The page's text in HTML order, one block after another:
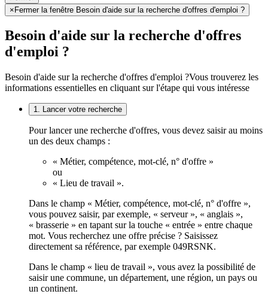
×Fermer la fenêtre Besoin d'aide sur la recherche d'offres d'emploi ?
Besoin d'aide sur la recherche d'offres
d'emploi ?
Besoin d'aide sur la recherche d'offres d'emploi ?Vous trouverez les
informations essentielles en cliquant sur l'étape qui vous intéresse
1. Lancer votre recherche
Pour lancer une recherche d'offres, vous devez saisir au moins
un des deux champs :
« Métier, compétence, mot-clé, n° d'offre »
ou
« Lieu de travail ».
Dans le champ « Métier, compétence, mot-clé, n° d'offre »,
vous pouvez saisir, par exemple, « serveur », « anglais »,
« brasserie » en tapant sur la touche « entrée » entre chaque
mot. Vous recherchez une offre précise ? Saisissez
directement sa référence, par exemple 049RSNK.
Dans le champ « lieu de travail », vous avez la possibilité de
saisir une commune, un département, une région, un pays ou
un continent.